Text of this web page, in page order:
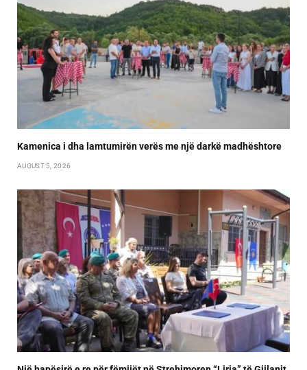
Kamenica i dha lamtumirën verës me një darkë madhështore
AUGUST 5, 2026